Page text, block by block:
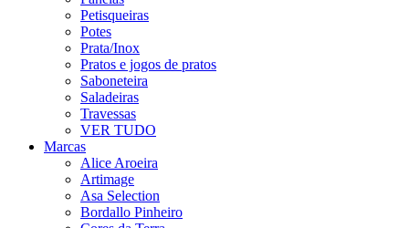
Petisqueiras
Potes
Prata/Inox
Pratos e jogos de pratos
Saboneteira
Saladeiras
Travessas
VER TUDO
Marcas
Alice Aroeira
Artimage
Asa Selection
Bordallo Pinheiro